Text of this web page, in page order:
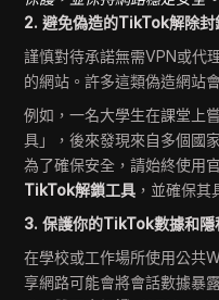
2. 避免偽造的TikTok解除封
謹慎對待承諾無需VPN或代
的網站。許多這類偽造網站
例如，一名大學生在課堂上
具」，後來發現來自多個國
為了確保安全，請始終使用
TikTok解鎖工具 ，並確保其
3. 保護你的TikTok數據和隱
在學校或工作場所使用公共
享網路可能會將會話數據暴